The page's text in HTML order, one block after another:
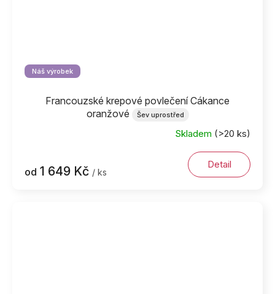
Náš výrobek
Francouzské krepové povlečení Cákance
oranžové
Šev uprostřed
Skladem (>20 ks)
od 1 649 Kč / ks
Detail